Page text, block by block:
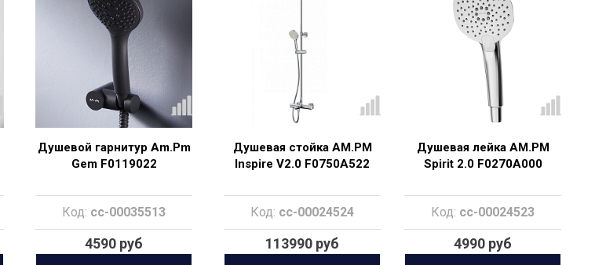
Душевой гарнитур Am.Pm
Gem F0119022
Код: cc-00035513
4590 руб
Душевая стойка AM.PM
Inspire V2.0 F0750A522
Код: cc-00024524
113990 руб
Душевая лейка AM.PM
Spirit 2.0 F0270A000
Код: cc-00024523
4990 руб